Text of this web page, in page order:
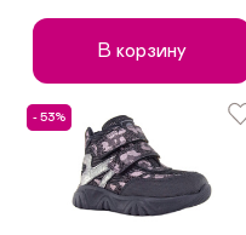
В корзину
- 53%